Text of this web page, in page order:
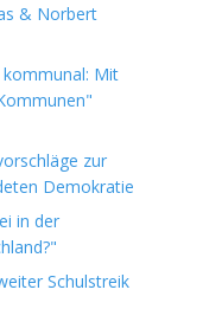
& Norbert
kommunal: Mit
zur
Demokratie
in der
Schulstreik